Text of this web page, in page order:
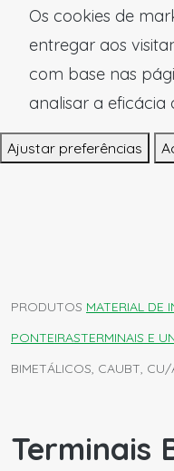
Os cookies de
entregar aos
com base nas
analisar a
Ajustar preferências
PRODUTOS MATERIAL DE
PONTEIRASTERMINAIS E
BIMETÁLICOS, CAUBT,
Terminais